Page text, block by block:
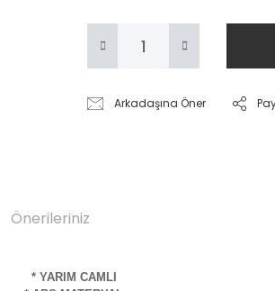
Arkadaşına Öner
Önerileriniz
* YARIM CAMLI